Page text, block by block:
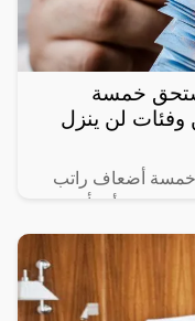
خمسة
لن ينزل
خمسة أضعاف راتب
دعم حيث أنشأت
لحماية الأسر